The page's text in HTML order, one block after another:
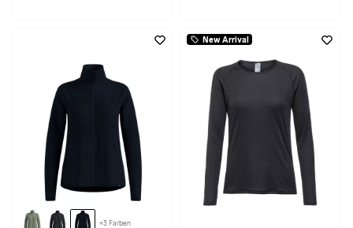
+3 Farben
New Arrival